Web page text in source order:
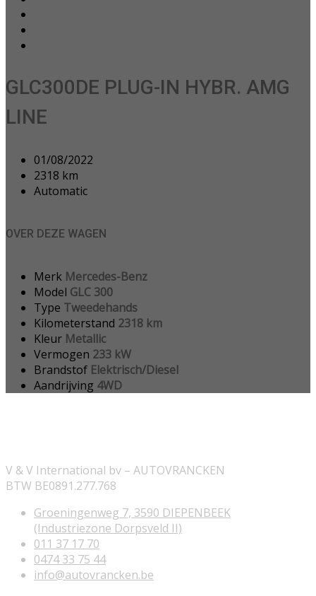
GLC300DE PLUG-IN HYBR. AMG
LINE
01/08/2022
2318 km
Automatic
OVER DEZE WAGEN
Merk Mercedes-Benz
Model GLC 300
Type Tweedehands
Kilometerstand 2318 km
Kleur Metallic
Vermogen 233 kW
Brandstof Elektrisch/Diesel
Aandrijving 4WD
V & V International bv – AUTOVRANCKEN
BTW BE0891.277.768
Groeningenweg 7, 3590 DIEPENBEEK
(Industriezone Dorpsveld II)
011 37 17 70
0474 33 75 44
info@autovrancken.be